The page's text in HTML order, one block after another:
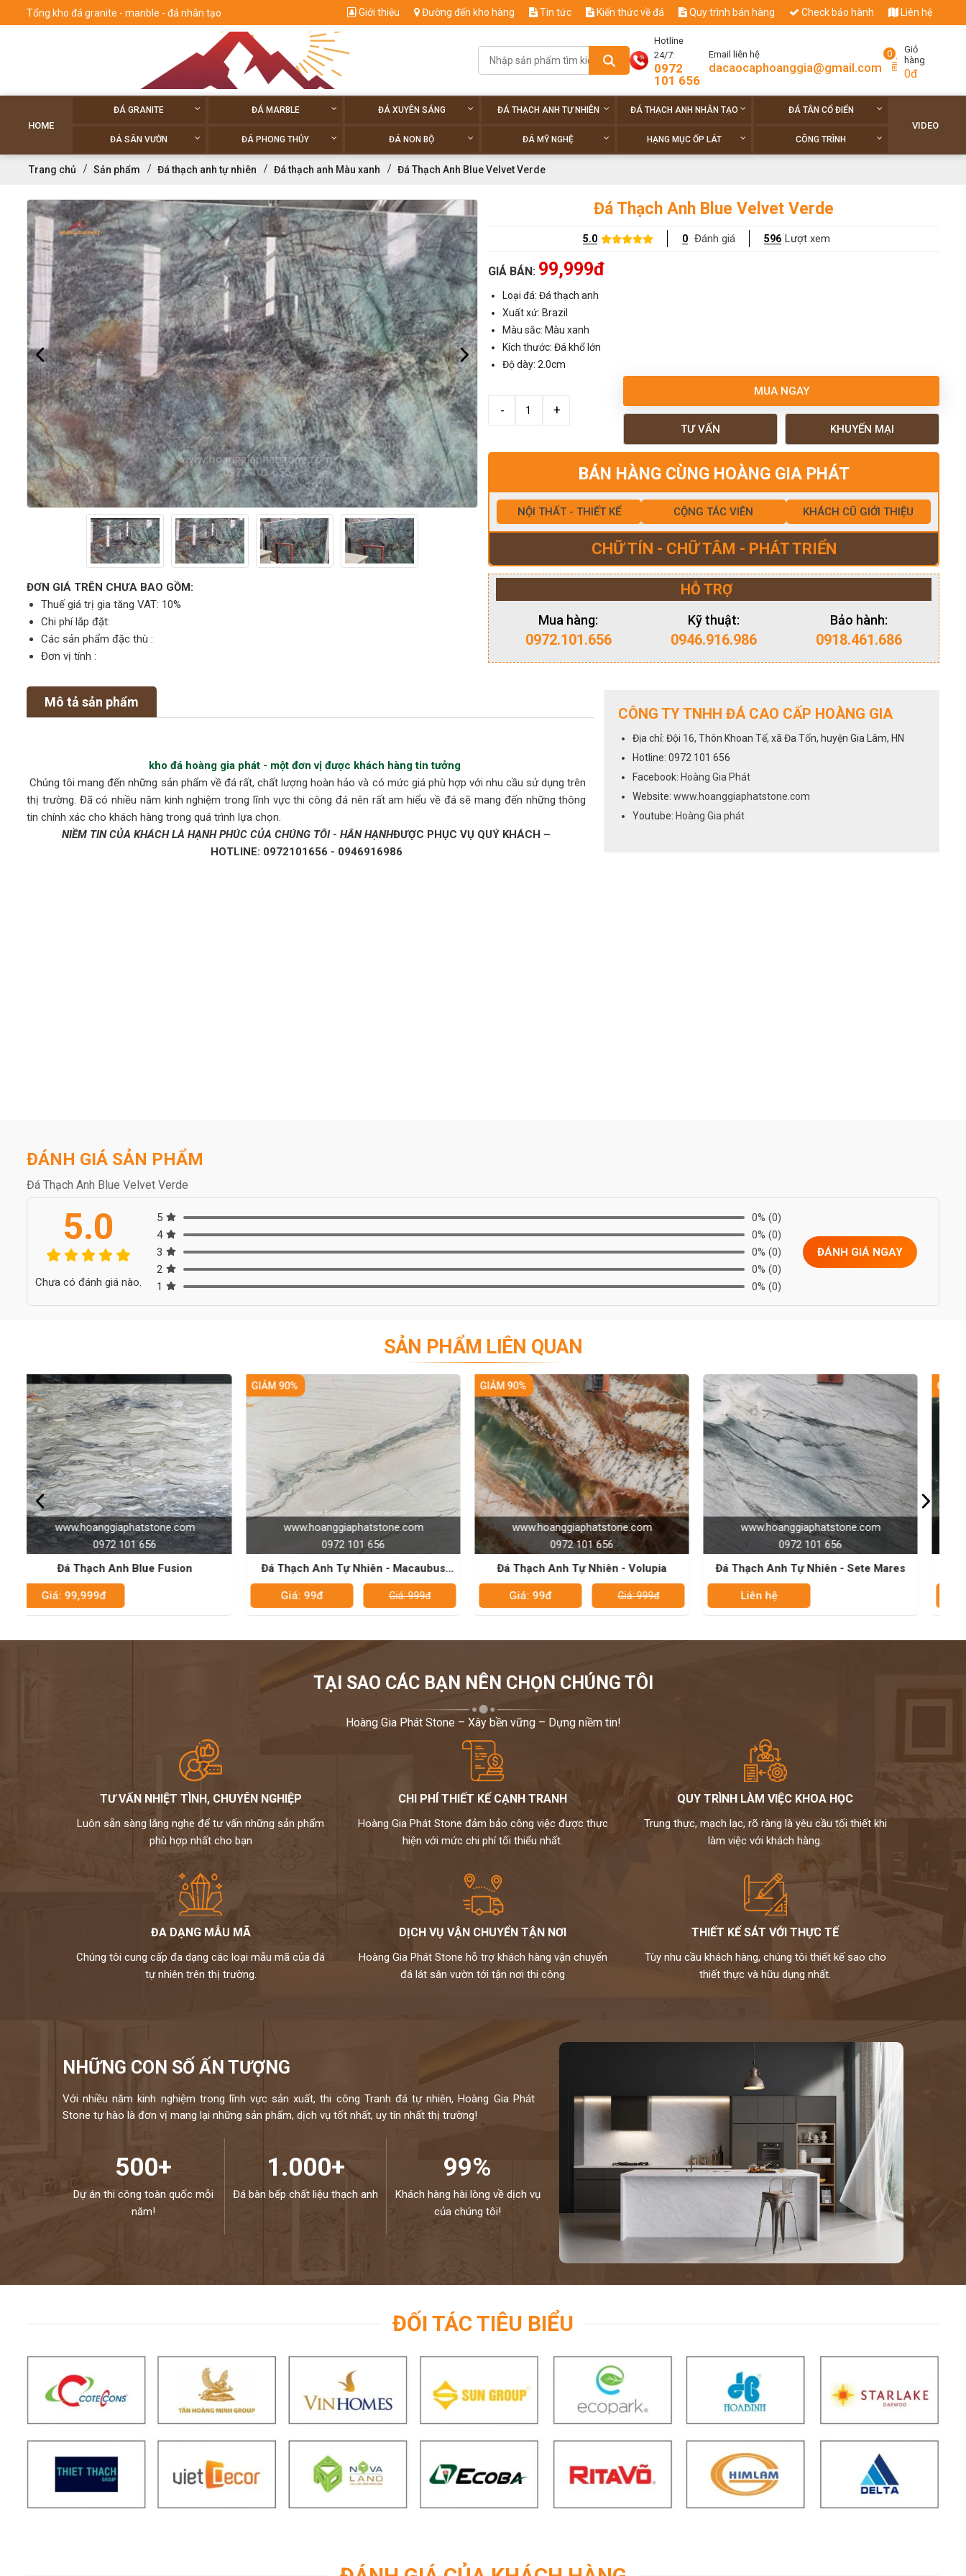
Tổng kho đá granite - manble - đá nhân tạo Giới thiệu Đường đến kho hàng Tin tức Kiến thức về đá Quy trình bán hàng Check bảo hành Liên hệ
Hotline
24/7:
0972
101 656
Email liên hệ
dacaocaphoanggia@gmail.com
0
Giỏ
hàng
0đ
HOME
ĐÁ GRANITE ĐÁ MARBLE ĐÁ XUYÊN SÁNG ĐÁ THẠCH ANH TỰ NHIÊN ĐÁ THẠCH ANH NHÂN TẠO ĐÁ TÂN CỔ ĐIỂN
ĐÁ SÂN VƯỜN ĐÁ PHONG THỦY ĐÁ NON BỘ ĐÁ MỸ NGHỆ HẠNG MỤC ỐP LÁT CÔNG TRÌNH
VIDEO
Trang chủ Sản phẩm Đá thạch anh tự nhiên Đá thạch anh Màu xanh Đá Thạch Anh Blue Velvet Verde
ĐƠN GIÁ TRÊN CHƯA BAO GỒM:
Thuế giá trị gia tăng VAT: 10%
Chi phí lắp đặt:
Các sản phẩm đặc thù :
Đơn vị tính :
Đá Thạch Anh Blue Velvet Verde
5.0 0 Đánh giá 596 Lượt xem
GIÁ BÁN: 99,999đ
Loại đá: Đá thạch anh
Xuất xứ: Brazil
Màu sắc: Màu xanh
Kích thước: Đá khổ lớn
Độ dày: 2.0cm
MUA NGAY
TƯ VẤN KHUYẾN MẠI
BÁN HÀNG CÙNG HOÀNG GIA PHÁT
NỘI THẤT - THIẾT KẾ CỘNG TÁC VIÊN KHÁCH CŨ GIỚI THIỆU
CHỮ TÍN - CHỮ TÂM - PHÁT TRIỂN
HỖ TRỢ
Mua hàng:
0972.101.656
Kỹ thuật:
0946.916.986
Bảo hành:
0918.461.686
Mô tả sản phẩm
kho đá hoàng gia phát - một đơn vị được khách hàng tin tưởng
Chúng tôi mang đến những sản phẩm về đá rất, chất lượng hoàn hảo và có mức giá phù hợp với nhu cầu sử dụng trên
thị trường. Đã có nhiều năm kinh nghiệm trong lĩnh vực thi công đá nên rất am hiểu về đá sẽ mang đến những thông
tin chính xác cho khách hàng trong quá trình lựa chọn.
NIỀM TIN CỦA KHÁCH LÀ HẠNH PHÚC CỦA CHÚNG TÔI - HÂN HẠNHĐƯỢC PHỤC VỤ QUÝ KHÁCH –
HOTLINE: 0972101656 - 0946916986
CÔNG TY TNHH ĐÁ CAO CẤP HOÀNG GIA
Địa chỉ: Đội 16, Thôn Khoan Tế, xã Đa Tốn, huyện Gia Lâm, HN
Hotline: 0972 101 656
Facebook: Hoàng Gia Phát
Website: www.hoanggiaphatstone.com
Youtube: Hoàng Gia phát
ĐÁNH GIÁ SẢN PHẨM
Đá Thạch Anh Blue Velvet Verde
5.0
Chưa có đánh giá nào.
5 0% (0)
4
0% (0)
3
0% (0)
2
0% (0)
1
0% (0)
ĐÁNH GIÁ NGAY
SẢN PHẨM LIÊN QUAN
www.hoanggiaphatstone.com
0972 101 656
GIẢM 90%
Đá Thạch Anh Tự Nhiên - Macaubus
Fantasy
Giá: 99đ
www.hoanggiaphatstone.com
0972 101 656
GIẢM 90%
Đá Thạch Anh Tự Nhiên - Volupia
Giá: 99đ Giá: 999đ
www.hoanggiaphatstone.com
0972 101 656
Đá Thạch Anh Tự Nhiên - Sete Mares
Liên hệ
www.hoanggiaphatstone.com
0972 101 656
GIẢM 90%
Đá Thạch Anh Tự Nhiên - Avocatus
Giá: 99đ
TẠI SAO CÁC BẠN NÊN CHỌN CHÚNG TÔI
Hoàng Gia Phát Stone – Xây bền vững – Dựng niềm tin!
TƯ VẤN NHIỆT TÌNH, CHUYÊN NGHIỆP
Luôn sẵn sàng lắng nghe để tư vấn những sản phẩm
phù hợp nhất cho bạn
CHI PHÍ THIẾT KẾ CẠNH TRANH
Hoàng Gia Phát Stone đảm bảo công việc được thực
hiện với mức chi phí tối thiểu nhất.
QUY TRÌNH LÀM VIỆC KHOA HỌC
Trung thực, mạch lạc, rõ ràng là yêu cầu tối thiết khi
làm việc với khách hàng.
ĐA DẠNG MẪU MÃ
Chúng tôi cung cấp đa dạng các loại mẫu mã của đá
tự nhiên trên thị trường.
DỊCH VỤ VẬN CHUYỂN TẬN NƠI
Hoàng Gia Phát Stone hỗ trợ khách hàng vận chuyển
đá lát sân vườn tới tận nơi thi công
THIẾT KẾ SÁT VỚI THỰC TẾ
Tùy nhu cầu khách hàng, chúng tôi thiết kế sao cho
thiết thực và hữu dụng nhất.
NHỮNG CON SỐ ẤN TƯỢNG
Với nhiều năm kinh nghiệm trong lĩnh vực sản xuất, thi công Tranh đá tự nhiên, Hoàng Gia Phát
Stone tự hào là đơn vị mang lại những sản phẩm, dịch vụ tốt nhất, uy tín nhất thị trường!
500+
Dự án thi công toàn quốc mỗi
năm!
1.000+
Đá bàn bếp chất liệu thạch anh
99%
Khách hàng hài lòng về dịch vụ
của chúng tôi!
ĐỐI TÁC TIÊU BIỂU